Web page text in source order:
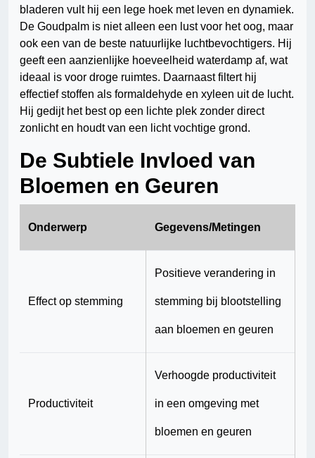
bladeren vult hij een lege hoek met leven en dynamiek.
De Goudpalm is niet alleen een lust voor het oog, maar
ook een van de beste natuurlijke luchtbevochtigers. Hij
geeft een aanzienlijke hoeveelheid waterdamp af, wat
ideaal is voor droge ruimtes. Daarnaast filtert hij
effectief stoffen als formaldehyde en xyleen uit de lucht.
Hij gedijt het best op een lichte plek zonder direct
zonlicht en houdt van een licht vochtige grond.
De Subtiele Invloed van
Bloemen en Geuren
Onderwerp Gegevens/Metingen
Effect op stemming
Positieve verandering in
stemming bij blootstelling
aan bloemen en geuren
Productiviteit
Verhoogde productiviteit
in een omgeving met
bloemen en geuren